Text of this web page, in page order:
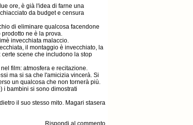
ore, è già l'idea di farne una
da budget e censura
di eliminare qualcosa facendone
ne è la prova.
invecchiata malaccio.
il montaggio è invecchiato, la
scene che includono la stop
film: atmosfera e recitazione.
ma si sa che l'amicizia vincerà. Si
un qualcosa che non tornerà più.
i bambini si sono dimostrati
il suo stesso mito. Magari stasera
Rispondi al commento